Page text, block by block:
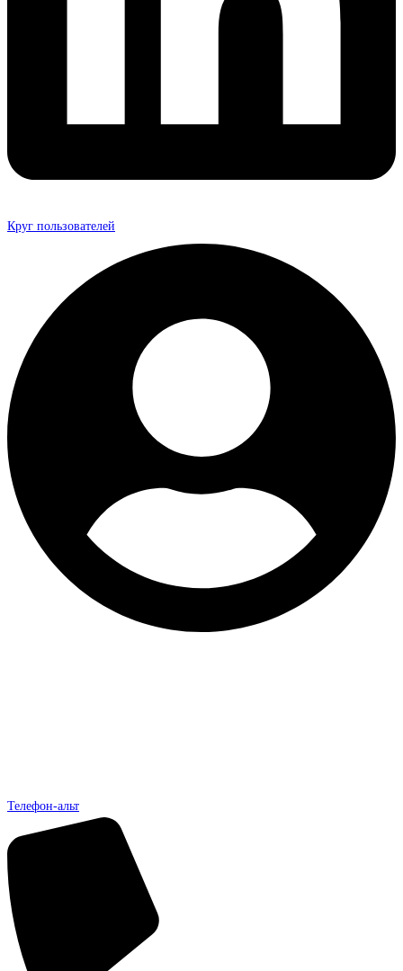
Круг пользователей
Телефон-альт